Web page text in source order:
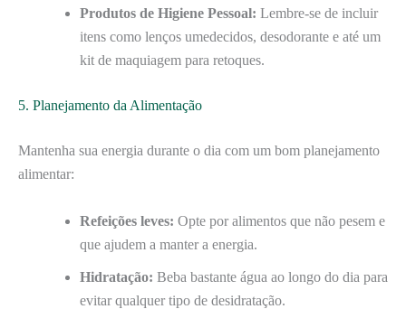
Produtos de Higiene Pessoal: Lembre-se de incluir
itens como lenços umedecidos, desodorante e até um
kit de maquiagem para retoques.
5. Planejamento da Alimentação
Mantenha sua energia durante o dia com um bom planejamento
alimentar:
Refeições leves: Opte por alimentos que não pesem e
que ajudem a manter a energia.
Hidratação: Beba bastante água ao longo do dia para
evitar qualquer tipo de desidratação.